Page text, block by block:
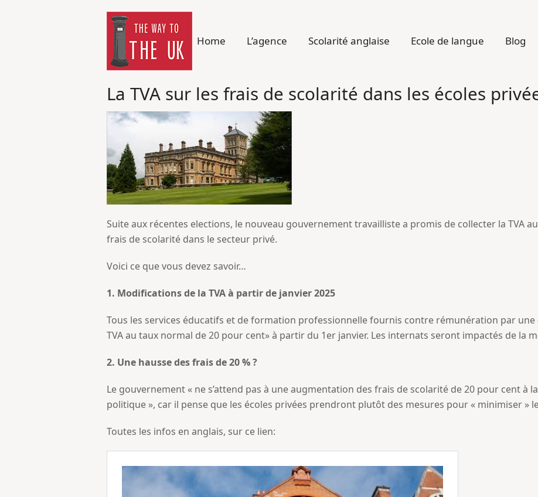
Home L’agence Scolarité anglaise Ecole de langue Blog
La TVA sur les frais de scolarité dans les écoles
Suite aux récentes elections, le nouveau gouvernement travailliste a promis de collecter la TVA
frais de scolarité dans le secteur privé.
Voici ce que vous devez savoir…
1. Modifications de la TVA à partir de janvier 2025
Tous les services éducatifs et de formation professionnelle fournis contre rémunération par une
TVA au taux normal de 20 pour cent» à partir du 1er janvier. Les internats seront impactés de la
2. Une hausse des frais de 20 % ?
Le gouvernement « ne s’attend pas à une augmentation des frais de scolarité de 20 pour cent à
politique », car il pense que les écoles privées prendront plutôt des mesures pour « minimiser »
Toutes les infos en anglais, sur ce lien: